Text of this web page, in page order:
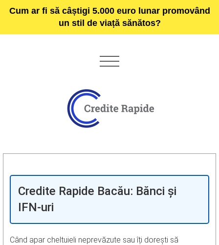
Cum ar fi să câștigi 5.000 euro lunar promovând
un stil de viață sănătos?
Credite Rapide Bacău: Bănci și
IFN-uri
Când apar cheltuieli neprevăzute sau îți dorești să